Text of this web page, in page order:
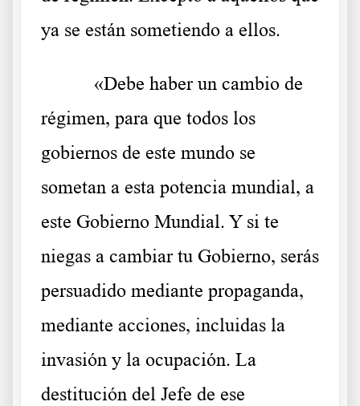
ya se están sometiendo a ellos.
«Debe haber un cambio de
régimen, para que todos los
gobiernos de este mundo se
sometan a esta potencia mundial, a
este Gobierno Mundial. Y si te
niegas a cambiar tu Gobierno, serás
persuadido mediante propaganda,
mediante acciones, incluidas la
invasión y la ocupación. La
destitución del Jefe de ese